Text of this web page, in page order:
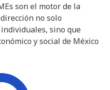
son el motor de la
no solo
sino que
y social de México